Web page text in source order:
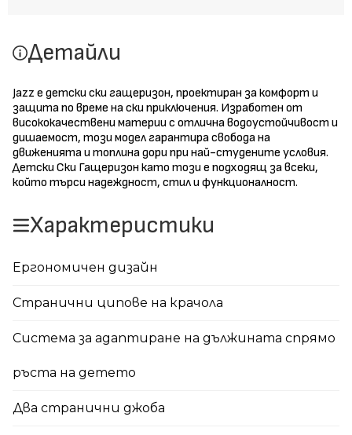
Детайли
Jazz е детски ски гащеризон, проектиран за комфорт и
защита по време на ски приключения. Изработен от
висококачествени материи с отлична водоустойчивост и
дишаемост, този модел гарантира свобода на
движенията и топлина дори при най-студените условия.
Детски Ски Гащеризон като този е подходящ за всеки,
който търси надеждност, стил и функционалност.
Характеристики
Ергономичен дизайн
Странични ципове на крачола
Система за адаптиране на дължината спрямо
ръста на детето
Два странични джоба